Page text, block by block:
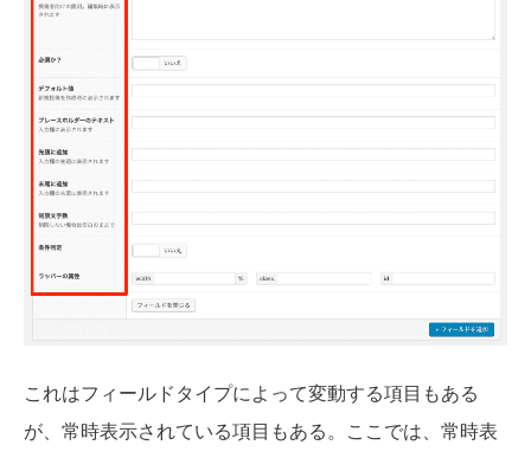
これはフィールドタイプによって変動する項目もある
が、常時表示されている項目もある。ここでは、常時表